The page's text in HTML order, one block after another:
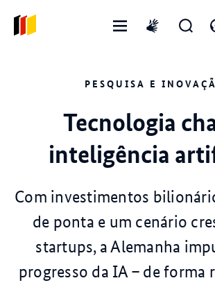
pesquisade
PESQUISA E
Tecnologia
inteligência
Com investimentos
de ponta e um cenário
startups, a Alemanha
progresso da IA – de forma